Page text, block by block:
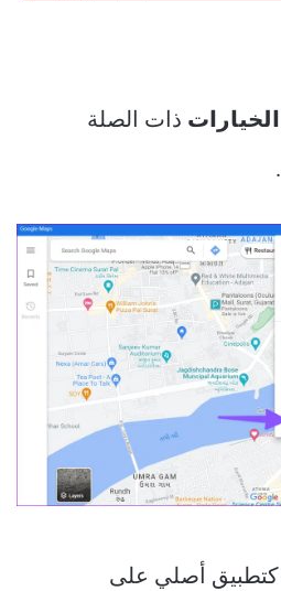
الخيارات ذات الصلة
.
كتطبيق أصلي على